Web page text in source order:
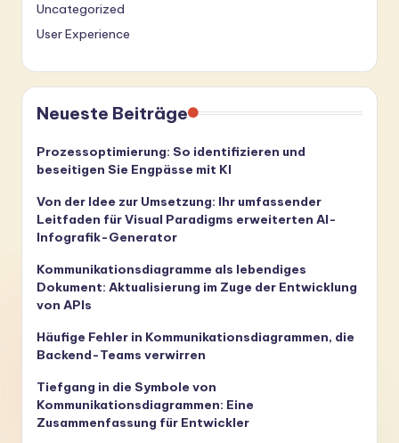
Uncategorized
User Experience
Neueste Beiträge
Prozessoptimierung: So identifizieren und
beseitigen Sie Engpässe mit KI
Von der Idee zur Umsetzung: Ihr umfassender
Leitfaden für Visual Paradigms erweiterten AI-
Infografik-Generator
Kommunikationsdiagramme als lebendiges
Dokument: Aktualisierung im Zuge der Entwicklung
von APIs
Häufige Fehler in Kommunikationsdiagrammen, die
Backend-Teams verwirren
Tiefgang in die Symbole von
Kommunikationsdiagrammen: Eine
Zusammenfassung für Entwickler